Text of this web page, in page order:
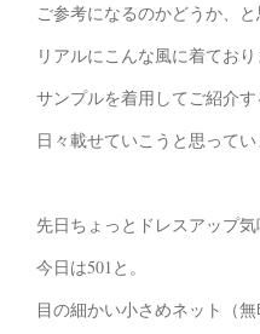
ご参考になるのかどうか、
リアルにこんな風に着てお
サンプルを着用してご紹介
日々載せていこうと思ってい
先日ちょっとドレスアップ
今日は501と。
目の細かい小さめネット（